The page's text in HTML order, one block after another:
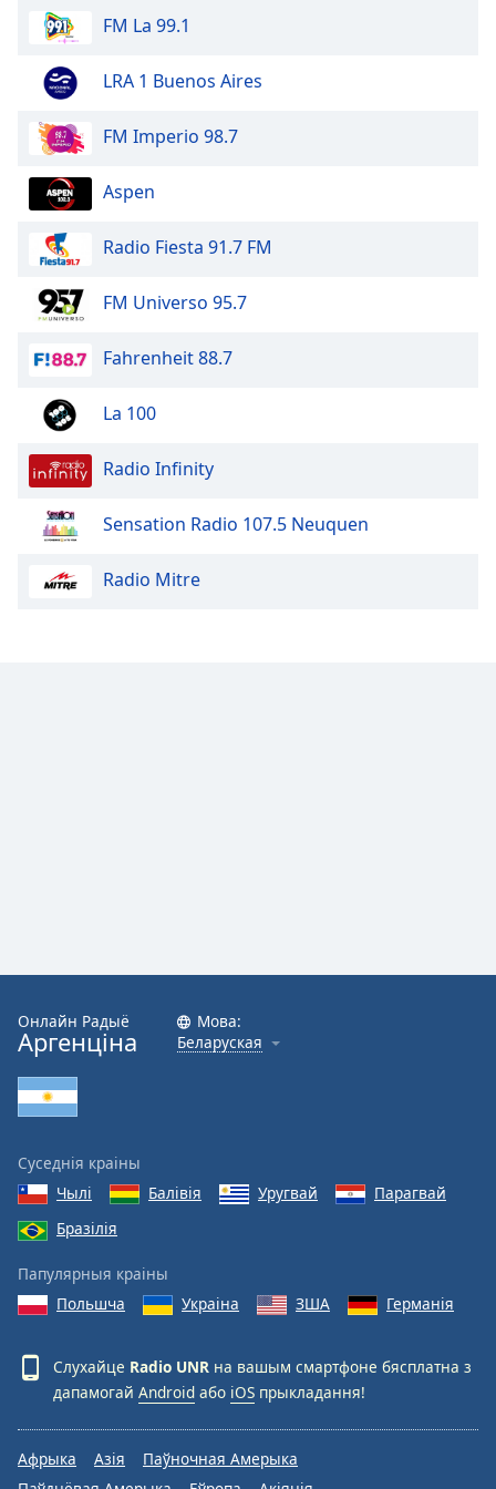
window.
Escape
cancel
and
window.
Color
Text
Background
Font
Family
Reset
Close
Modal
Dialog
End
dialog
window.
FM La 99.1
LRA 1 Buenos Aires
FM Imperio 98.7
Aspen
Radio Fiesta 91.7 FM
FM Universo 95.7
Fahrenheit 88.7
La 100
Radio Infinity
Sensation Radio 107.5 Neuquen
Radio Mitre
Онлайн Радыё
Аргенціна
Мова:
Беларуская
Суседнія краіны
Чылі
Балівія Уругвай
Парагвай
Бразілія
Папулярныя краіны
Польшча
Украіна ЗША Германія
Слухайце Radio UNR на вашым смартфоне бясплатна з
дапамогай Android або iOS прыкладання!
Афрыка Азія
Паўночная Амерыка